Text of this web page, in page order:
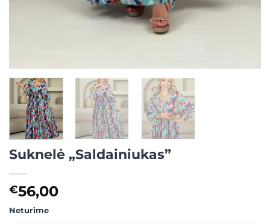
Suknelė „Saldainiukas”
€56,00
Neturime